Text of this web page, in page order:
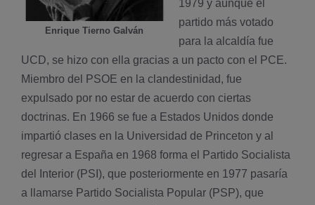
Enrique Tierno Galván
1979 y aunque el
partido más votado
para la alcaldí­a fue
UCD, se hizo con ella gracias a un pacto con el PCE.
Miembro del PSOE en la clandestinidad, fue
expulsado por no estar de acuerdo con ciertas
doctrinas. En 1966 se fue a Estados Unidos donde
impartió clases en la Universidad de Princeton y al
regresar a España en 1968 forma el Partido Socialista
del Interior (PSI), que posteriormente en 1977 pasarí­a
a llamarse Partido Socialista Popular (PSP), que